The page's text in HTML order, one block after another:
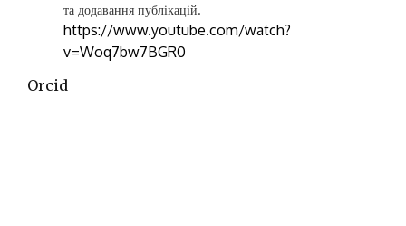
та додавання публікацій.
https://www.youtube.com/watch?
v=Woq7bw7BGR0
Orcid